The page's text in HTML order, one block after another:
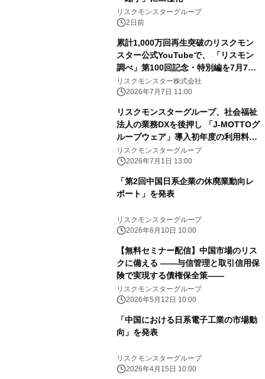
リスクモンスターグループ
2日前
累計1,000万回再生突破のリスクモン
スター公式YouTubeで、 「リスモン
調べ」第100回記念・特別編を7月7日
公開
リスクモンスター株式会社
2026年7月7日 11:00
リスクモンスターグループ、社会福祉
法人の業務DXを後押し 「J-MOTTOグ
ループウェア」導入初年度の利用料が
無料となるキャンペーンを開始
リスクモンスターグループ
2026年7月1日 13:00
「第2回中国日系企業の休廃業動向レ
ポート」を発表
リスクモンスターグループ
2026年6月10日 10:00
【無料セミナー配信】中国市場のリス
クに備える ――与信管理と取引信用保
険で実現する債権保全策――
リスクモンスターグループ
2026年5月12日 10:00
「中国における日系電子工業の市場動
向」を発表
リスクモンスターグループ
2026年4月15日 10:00